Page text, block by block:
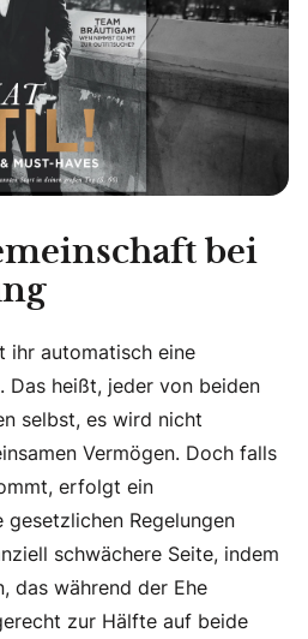
bei
ihr automatisch eine
Das heißt, jeder von beiden
selbst, es wird nicht
Vermögen. Doch falls
erfolgt ein
gesetzlichen Regelungen
schwächere Seite, indem
das während der Ehe
zur Hälfte auf beide